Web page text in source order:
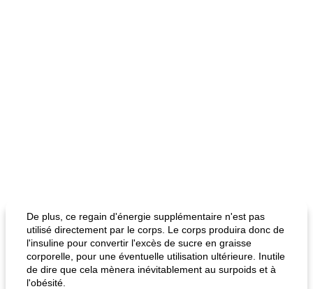
De plus, ce regain d'énergie supplémentaire n'est pas
utilisé directement par le corps. Le corps produira donc de
l'insuline pour convertir l'excès de sucre en graisse
corporelle, pour une éventuelle utilisation ultérieure. Inutile
de dire que cela mènera inévitablement au surpoids et à
l'obésité.